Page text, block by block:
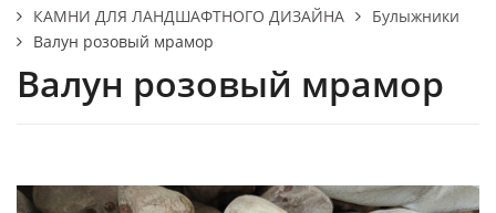
КАМНИ ДЛЯ ЛАНДШАФТНОГО ДИЗАЙНА
Булыжники
Валун розовый мрамор
Валун розовый мрамор